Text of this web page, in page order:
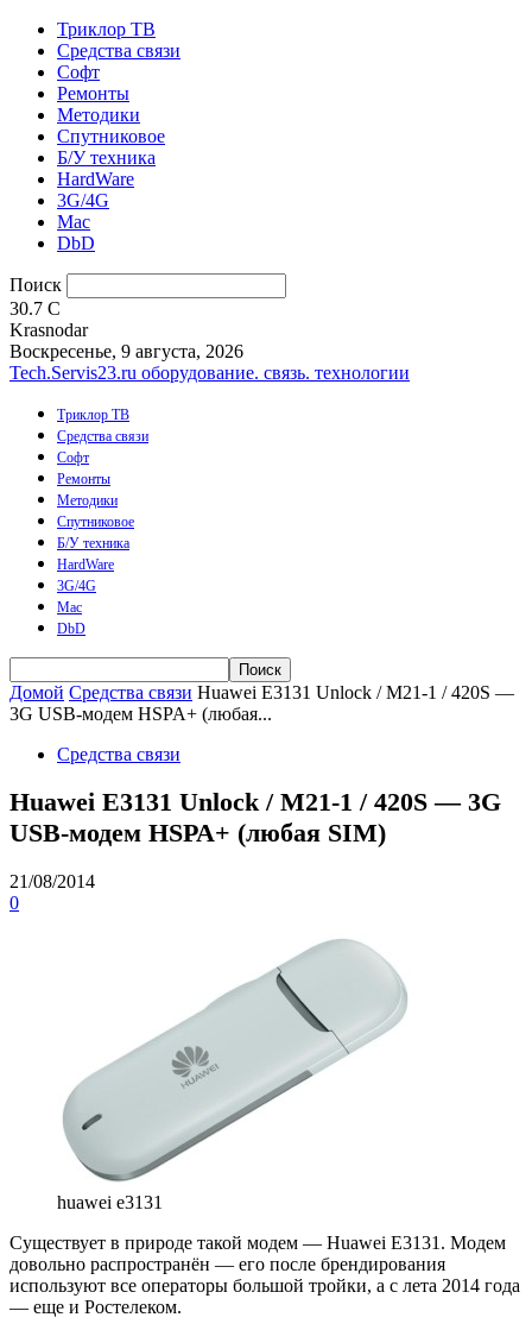
Триклор ТВ
Средства связи
Софт
Ремонты
Методики
Спутниковое
Б/У техника
HardWare
3G/4G
Mac
DbD
Поиск
30.7 C
Krasnodar
Воскресенье, 9 августа, 2026
Tech.Servis23.ru оборудование. связь. технологии
Триклор ТВ
Средства связи
Софт
Ремонты
Методики
Спутниковое
Б/У техника
HardWare
3G/4G
Mac
DbD
Домой Средства связи Huawei E3131 Unlock / M21-1 / 420S —
3G USB-модем HSPA+ (любая...
Средства связи
Huawei E3131 Unlock / M21-1 / 420S — 3G
USB-модем HSPA+ (любая SIM)
21/08/2014
0
huawei e3131
Существует в природе такой модем — Huawei E3131. Модем
довольно распространён — его после брендирования
используют все операторы большой тройки, а с лета 2014 года
— еще и Ростелеком.